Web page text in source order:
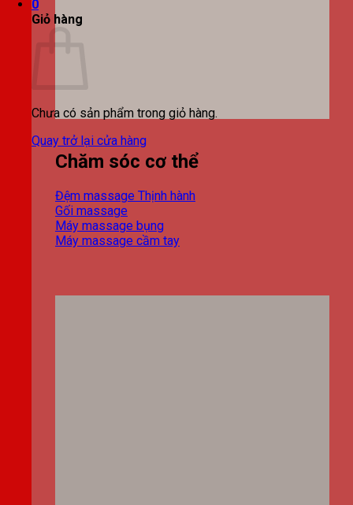
0
Giỏ hàng
Chưa có sản phẩm trong giỏ hàng.
Quay trở lại cửa hàng
Chăm sóc cơ thể
Đệm massage
Gối massage
Máy massage bụng
Máy massage cầm tay